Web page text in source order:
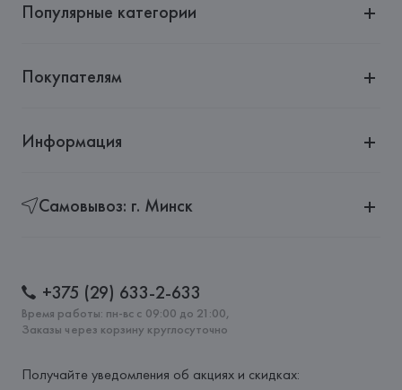
Популярные категории
Покупателям
Информация
Самовывоз: г. Минск
+375 (29) 633-2-633
Время работы: пн-вс с 09:00 до 21:00,
Заказы через корзину круглосуточно
Получайте уведомления об акциях и скидках: